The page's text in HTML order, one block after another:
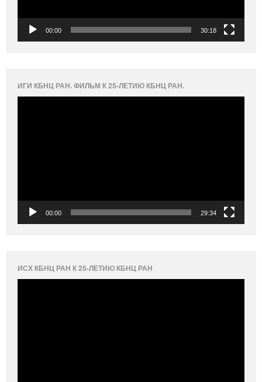
00:00 30:18
ИГИ КБНЦ РАН. ФИЛЬМ К 25-ЛЕТИЮ КБНЦ РАН.
00:00 29:34
ИСХ КБНЦ РАН К 25-ЛЕТИЮ КБНЦ РАН